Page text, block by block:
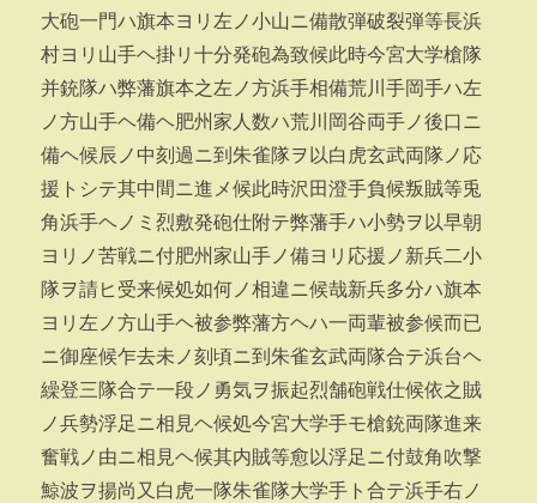
大砲一門ハ旗本ヨリ左ノ小山ニ備散弾破裂弾等長浜
村ヨリ山手ヘ掛リ十分発砲為致候此時今宮大学槍隊
并銃隊ハ弊藩旗本之左ノ方浜手相備荒川手岡手ハ左
ノ方山手ヘ備ヘ肥州家人数ハ荒川岡谷両手ノ後口ニ
備ヘ候辰ノ中刻過ニ到朱雀隊ヲ以白虎玄武両隊ノ応
援トシテ其中間ニ進メ候此時沢田澄手負候叛賊等兎
角浜手ヘノミ烈敷発砲仕附テ弊藩手ハ小勢ヲ以早朝
ヨリノ苦戦ニ付肥州家山手ノ備ヨリ応援ノ新兵二小
隊ヲ請ヒ受来候処如何ノ相違ニ候哉新兵多分ハ旗本
ヨリ左ノ方山手ヘ被参弊藩方ヘハ一両輩被参候而已
ニ御座候乍去未ノ刻頃ニ到朱雀玄武両隊合テ浜台ヘ
繰登三隊合テ一段ノ勇気ヲ振起烈舗砲戦仕候依之賊
ノ兵勢浮足ニ相見ヘ候処今宮大学手モ槍銃両隊進来
奮戦ノ由ニ相見ヘ候其内賊等愈以浮足ニ付鼓角吹撃
鯨波ヲ揚尚又白虎一隊朱雀隊大学手ト合テ浜手右ノ